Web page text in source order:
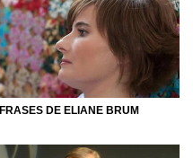
FRASES DE ELIANE BRUM